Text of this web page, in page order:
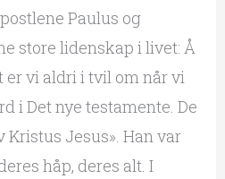
Paulus og
store lidenskap i livet: Å
er vi aldri i tvil om når vi
i Det nye testamente. De
Kristus Jesus». Han var
håp, deres alt. I